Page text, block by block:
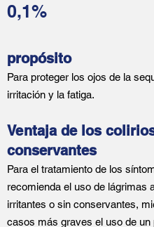
0,1%
propósito
Para proteger los ojos de la
irritación y la fatiga.
Ventaja de los
conservantes
Para el tratamiento de los
recomienda el uso de lágrimas
irritantes o sin conservantes,
casos más graves el uso de un